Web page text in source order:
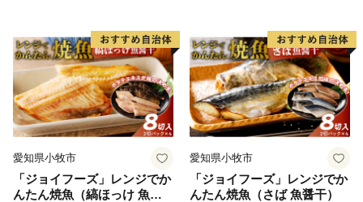
愛知県小牧市
「ジョイフーズ」レンジでか
んたん焼魚（縞ほっけ 魚醤
愛知県小牧市
「ジョイフーズ」レンジでか
んたん焼魚（さば 魚醤干）